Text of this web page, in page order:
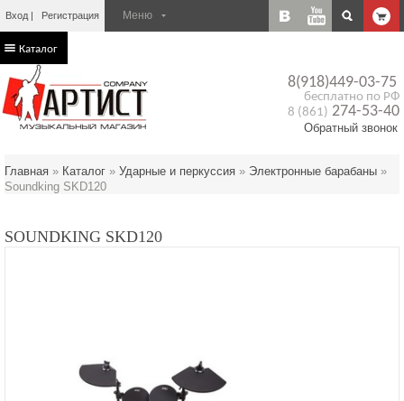
Вход Регистрация
8(918)449-03-75
бесплатно по РФ
8 (861) 274-53-40
Обратный звонок
Каталог
Главная » Каталог » Ударные и перкуссия » Электронные барабаны »
Soundking SKD120
SOUNDKING SKD120